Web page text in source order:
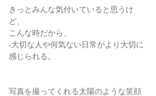
きっとみんな気付いていると思うけ
ど、
こんな時だから、
-大切な人や何気ない日常がより大切に
感じられる。
写真を撮ってくれる太陽のような笑顔